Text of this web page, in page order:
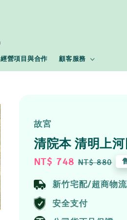
經營項目與合作 顧客服務
故宮
清院本 清明上
Sale
NT$ 748 Regular
NT$ 880
新竹宅配/超商物
安全支付